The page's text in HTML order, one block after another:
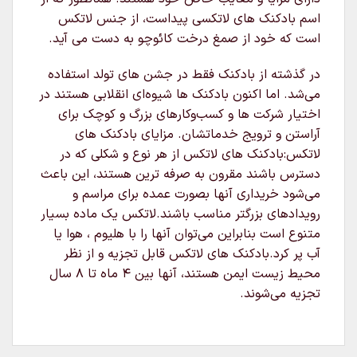
اسم بادکنک های لاتکسی پیداست، از جنس لاتکس
است که خود از صمغ درخت کائوچو به دست می آید.
در گذشته از بادکنک فقط در جشن های تولد استفاده
می‌شد. اما اکنون بادکنک ها شیوه‌ای انقلابی هستند در
اختیار شرکت ها و کسب‌وکارهای بزرگ و کوچک برای
آراستن و ترویج خدماتشان. مزایای بادکنک های
لاتکس:بادکنک های لاتکس از هر نوع و شکلی که در
دسترس باشند مقرون به صرفه ترین هستند، این باعث
می‌شود خریداری آنها بصورت عمده برای مراسم و
رویدادهای بزرگتر مناسب باشند.لاتکس یک ماده بسیار
متنوع است بنابراین می‌توان آنها را با هلیوم ، هوا یا
آب پر کرد.بادکنک های لاتکس قابل تجزیه و از نظر
محیط زیست ایمن هستند، آنها بین ۴ ماه تا ۸ سال
تجزیه می‌شوند.